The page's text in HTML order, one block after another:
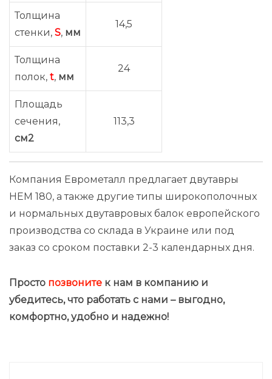
Толщина
стенки, S, мм
14,5
Толщина
полок, t, мм
24
Площадь
сечения,
см2
113,3
Компания Еврометалл предлагает двутавры
HEM 180, а также другие типы широкополочных
и нормальных двутавровых балок европейского
производства со склада в Украине или под
заказ со сроком поставки 2-3 календарных дня.
Просто позвоните к нам в компанию и
убедитесь, что работать с нами – выгодно,
комфортно, удобно и надежно!